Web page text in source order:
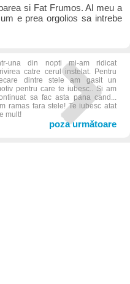
si Fat Frumos. Al meu a
e prea orgolios sa intrebe
una din nopti mi-am ridicat
catre cerul instelat. Pentru
dintre stele am gasit un
pentru care te iubesc.. Si am
sa fac asta pana cand...
ramas fara stele! Te iubesc atat
mult!
poza următoare